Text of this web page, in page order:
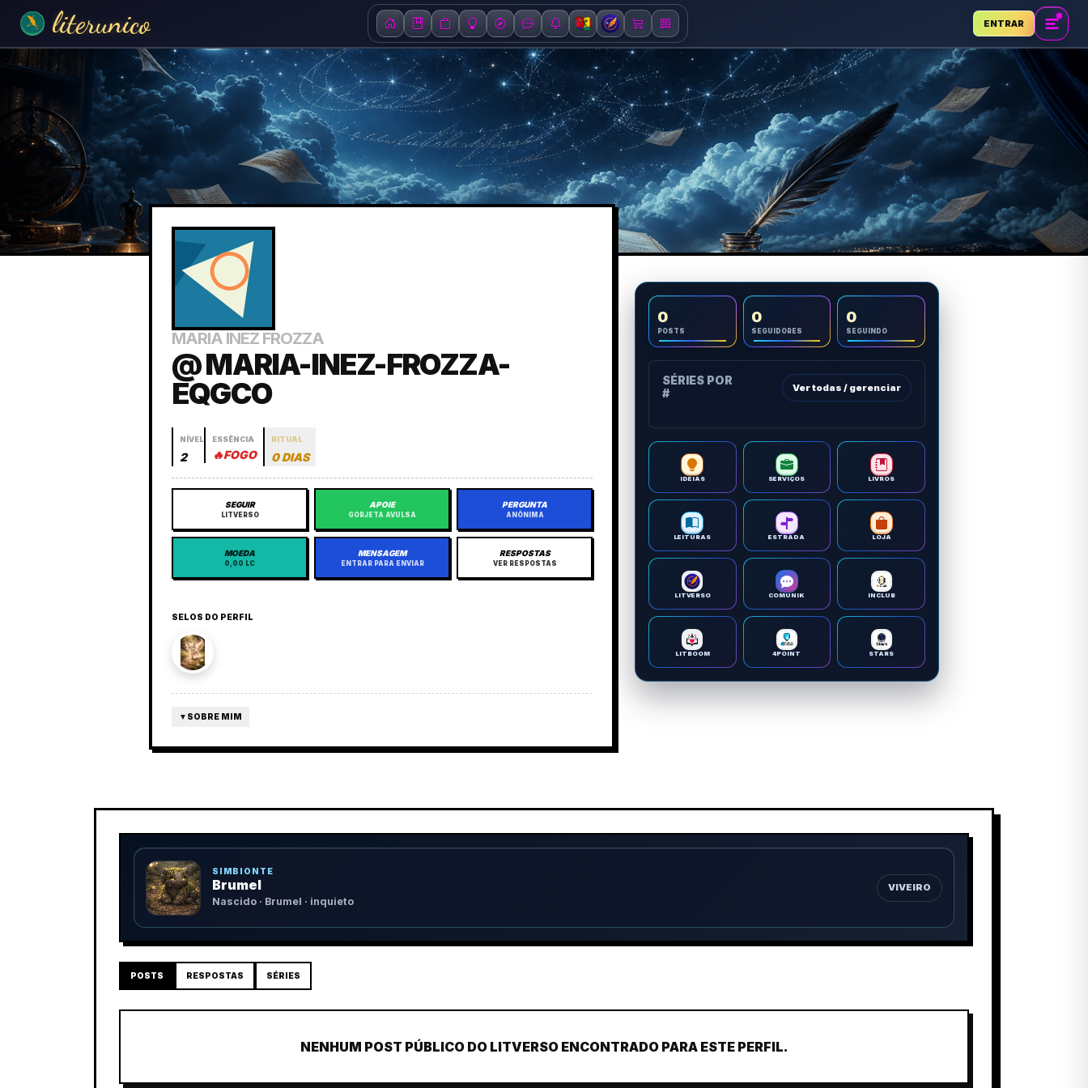
literunico ENTRAR
MARIA INEZ FROZZA
@ MARIA-INEZ-FROZZA-
EQGCO
NÍVEL
2
ESSÊNCIA
🔥FOGO
RITUAL
0 DIAS
SEGUIR
LITVERSO
APOIE
GORJETA AVULSA
PERGUNTA
ANÔNIMA
MOEDA
0,00 LC
MENSAGEM
ENTRAR PARA ENVIAR
RESPOSTAS
VER RESPOSTAS
SELOS DO PERFIL
▼ SOBRE MIM
0
POSTS
0
SEGUIDORES
0
SEGUINDO
SÉRIES POR
#
Ver todas / gerenciar
IDEIAS SERVIÇOS LIVROS
LEITURAS ESTRADA LOJA
LITVERSO COMUNIK INCLUB
LITBOOM 4POINT STARS
SIMBIONTE
Brumel
Nascido · Brumel · inquieto
VIVEIRO
POSTS RESPOSTAS SÉRIES
NENHUM POST PÚBLICO DO LITVERSO ENCONTRADO PARA ESTE PERFIL.